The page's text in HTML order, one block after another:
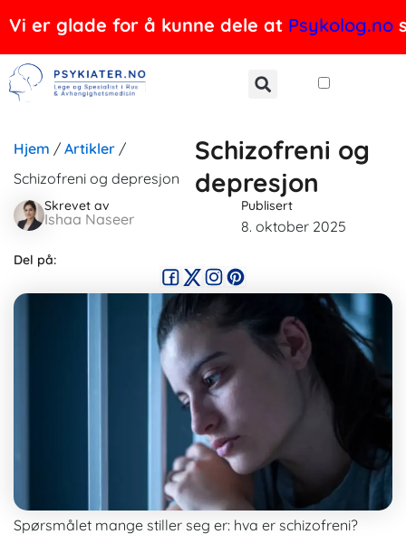
Hopp
til
innholdet
Vi er glade for å kunne dele at Psykolog.no
Hjem / Artikler /
Schizofreni og depresjon
Schizofreni og
depresjon
Skrevet av
Ishaa Naseer
Publisert
8. oktober 2025
Del på:
Spørsmålet mange stiller seg er: hva er schizofreni?